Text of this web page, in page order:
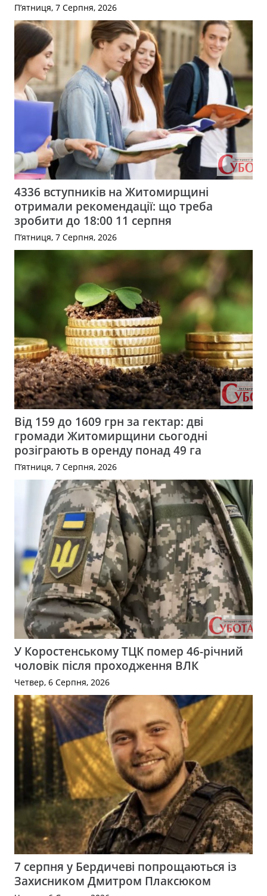
П’ятниця, 7 Серпня, 2026
4336 вступників на Житомирщині
отримали рекомендації: що треба
зробити до 18:00 11 серпня
П’ятниця, 7 Серпня, 2026
Від 159 до 1609 грн за гектар: дві
громади Житомирщини сьогодні
розіграють в оренду понад 49 га
П’ятниця, 7 Серпня, 2026
У Коростенському ТЦК помер 46-річний
чоловік після проходження ВЛК
Четвер, 6 Серпня, 2026
7 серпня у Бердичеві попрощаються із
Захисником Дмитром Плаксюком